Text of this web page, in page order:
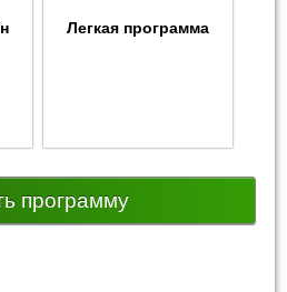
Легкая программа
программу